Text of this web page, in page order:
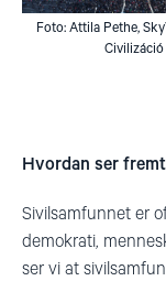
Foto: Attila Pethe,
Civilizáció
Hvordan ser
Sivilsamfunnet er
demokrati,
ser vi at